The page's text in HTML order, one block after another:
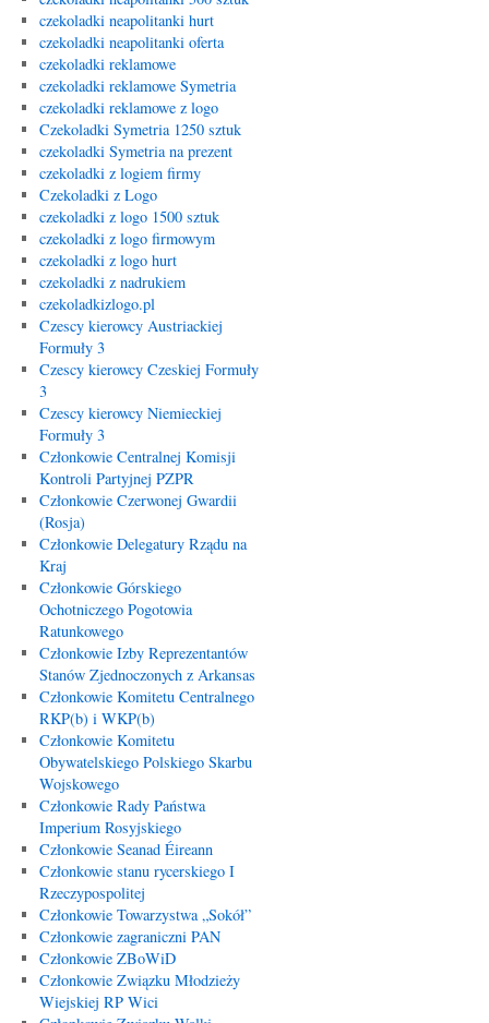
czekoladki neapolitanki hurt
czekoladki neapolitanki oferta
czekoladki reklamowe
czekoladki reklamowe Symetria
czekoladki reklamowe z logo
Czekoladki Symetria 1250 sztuk
czekoladki Symetria na prezent
czekoladki z logiem firmy
Czekoladki z Logo
czekoladki z logo 1500 sztuk
czekoladki z logo firmowym
czekoladki z logo hurt
czekoladki z nadrukiem
czekoladkizlogo.pl
Czescy kierowcy Austriackiej
Formuły 3
Czescy kierowcy Czeskiej Formuły
3
Czescy kierowcy Niemieckiej
Formuły 3
Członkowie Centralnej Komisji
Kontroli Partyjnej PZPR
Członkowie Czerwonej Gwardii
(Rosja)
Członkowie Delegatury Rządu na
Kraj
Członkowie Górskiego
Ochotniczego Pogotowia
Ratunkowego
Członkowie Izby Reprezentantów
Stanów Zjednoczonych z Arkansas
Członkowie Komitetu Centralnego
RKP(b) i WKP(b)
Członkowie Komitetu
Obywatelskiego Polskiego Skarbu
Wojskowego
Członkowie Rady Państwa
Imperium Rosyjskiego
Członkowie Seanad Éireann
Członkowie stanu rycerskiego I
Rzeczypospolitej
Członkowie Towarzystwa „Sokół”
Członkowie zagraniczni PAN
Członkowie ZBoWiD
Członkowie Związku Młodzieży
Wiejskiej RP Wici